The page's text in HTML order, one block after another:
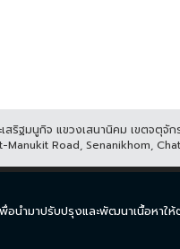
ริฐมนูกิจ แขวงเสนานิคม เขตจตุจั
Road, Senanikhom,
ร
อนำมาปรับปรุงและพัฒนาเนื้อหา